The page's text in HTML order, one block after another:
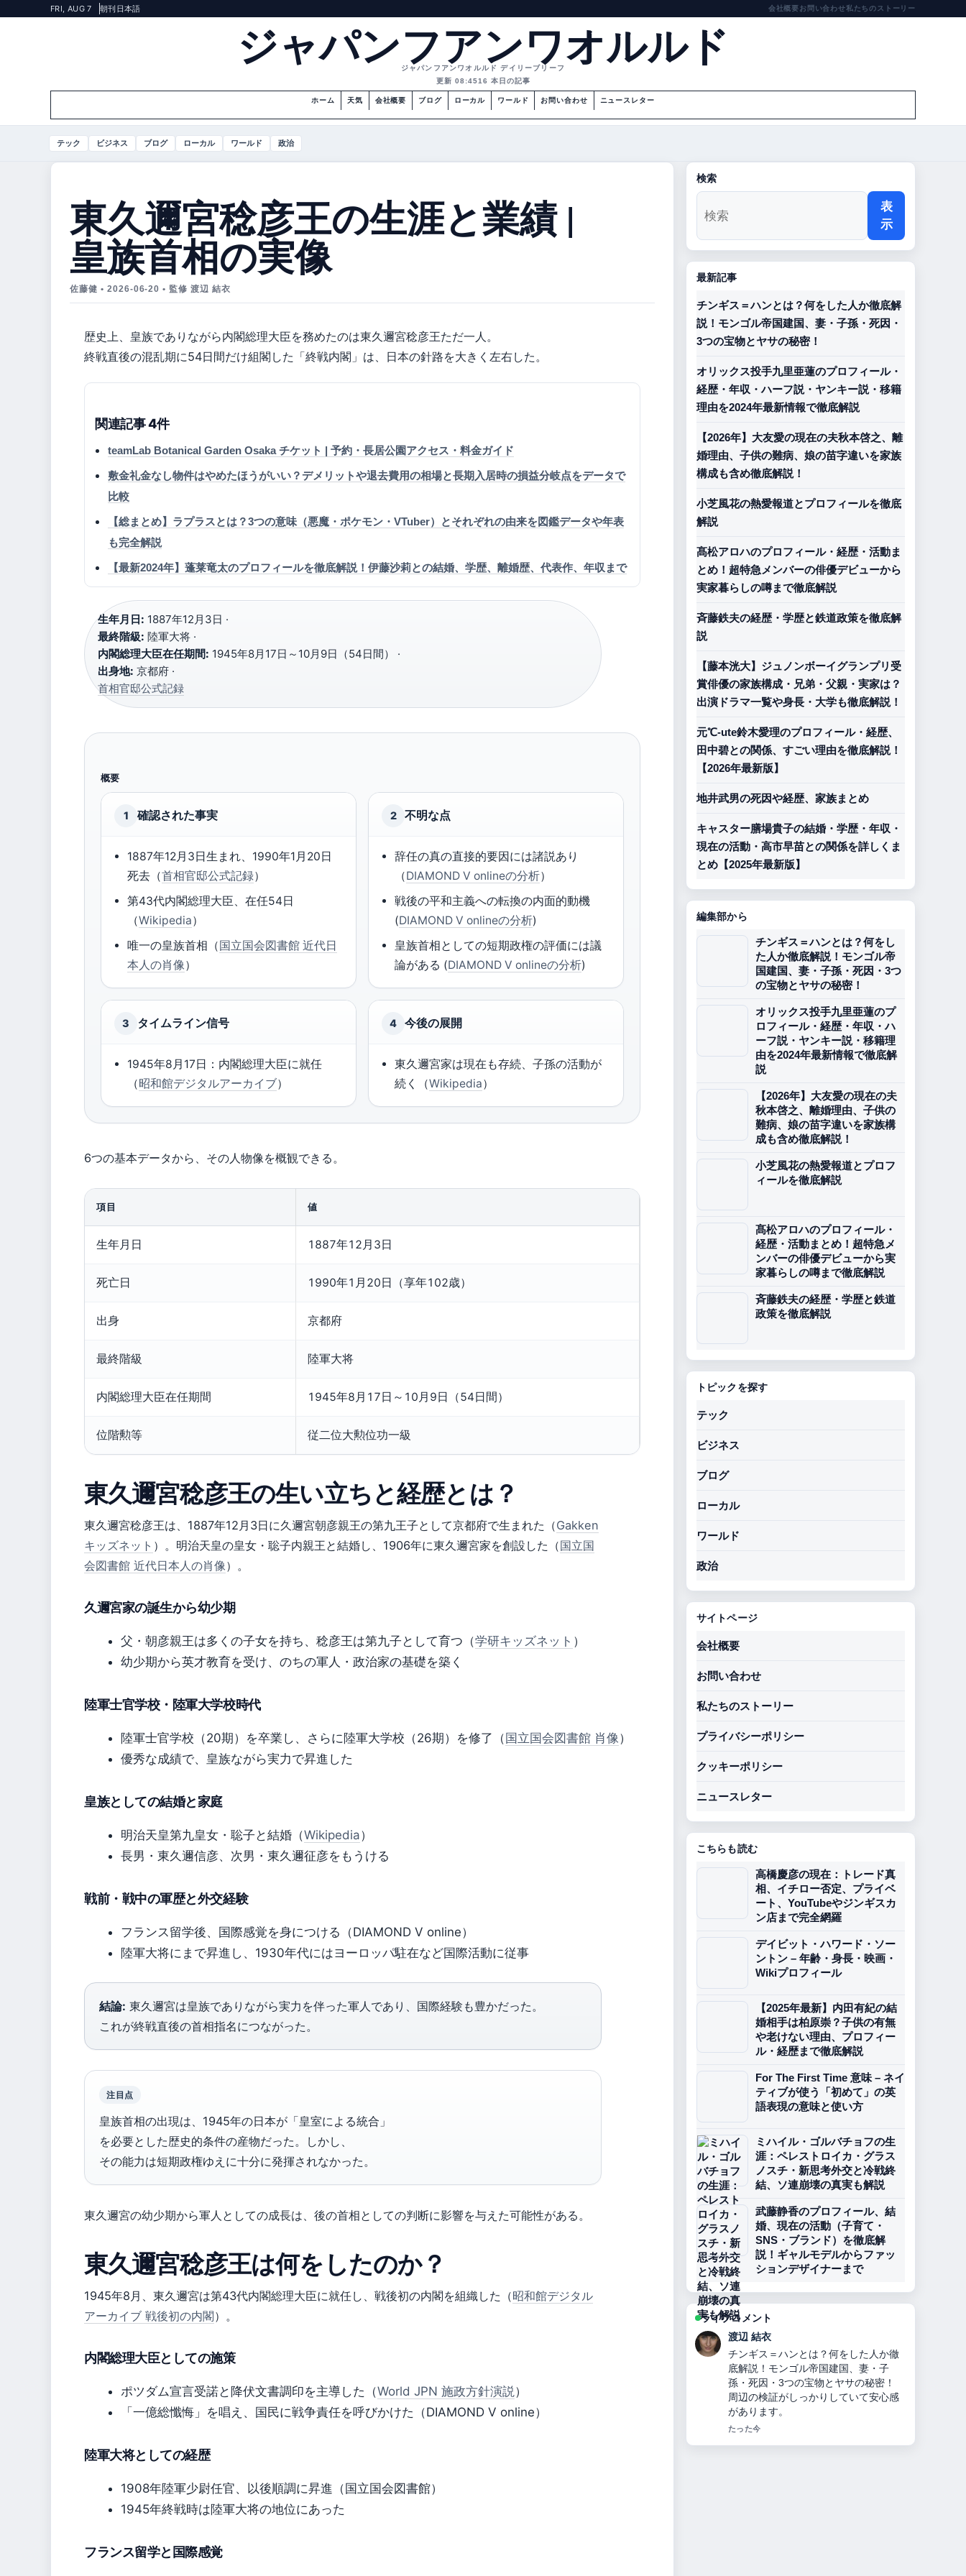
FRI, AUG 7 朝刊 日本語 会社概要お問い合わせ私たちのストーリー
ジャパンフアンワオルルド
ジャパンフアンワオルルド デイリーブリーフ
更新 08:4516 本日の記事
ホーム 天気 会社概要 ブログ ローカル ワールド お問い合わせ ニュースレター
テック ビジネス ブログ ローカル ワールド 政治
東久邇宮稔彦王の生涯と業績 |
皇族首相の実像
佐藤健 • 2026-06-20 • 監修 渡辺 結衣
歴史上、皇族でありながら内閣総理大臣を務めたのは東久邇宮稔彦王ただ一人。
終戦直後の混乱期に54日間だけ組閣した「終戦内閣」は、日本の針路を大きく左右した。
関連記事 4件
teamLab Botanical Garden Osaka チケット | 予約・長居公園アクセス・料金ガイド
敷金礼金なし物件はやめたほうがいい？デメリットや退去費用の相場と長期入居時の損益分岐点をデータで
比較
【総まとめ】ラプラスとは？3つの意味（悪魔・ポケモン・VTuber）とそれぞれの由来を図鑑データや年表
も完全解説
【最新2024年】蓬莱竜太のプロフィールを徹底解説！伊藤沙莉との結婚、学歴、離婚歴、代表作、年収まで
生年月日: 1887年12月3日 ·
最終階級: 陸軍大将 ·
内閣総理大臣在任期間: 1945年8月17日～10月9日（54日間） ·
出身地: 京都府 ·
首相官邸公式記録
概要
1 確認された事実
1887年12月3日生まれ、1990年1月20日
死去（首相官邸公式記録）
第43代内閣総理大臣、在任54日
（Wikipedia）
唯一の皇族首相（国立国会図書館 近代日
本人の肖像）
2 不明な点
辞任の真の直接的要因には諸説あり
（DIAMOND V onlineの分析）
戦後の平和主義への転換の内面的動機
(DIAMOND V onlineの分析)
皇族首相としての短期政権の評価には議
論がある (DIAMOND V onlineの分析)
3 タイムライン信号
1945年8月17日：内閣総理大臣に就任
（昭和館デジタルアーカイブ）
4 今後の展開
東久邇宮家は現在も存続、子孫の活動が
続く（Wikipedia）
6つの基本データから、その人物像を概観できる。
項目 値
生年月日 1887年12月3日
死亡日 1990年1月20日（享年102歳）
出身 京都府
最終階級 陸軍大将
内閣総理大臣在任期間 1945年8月17日～10月9日（54日間）
位階勲等 従二位大勲位功一級
東久邇宮稔彦王の生い立ちと経歴とは？
東久邇宮稔彦王は、1887年12月3日に久邇宮朝彦親王の第九王子として京都府で生まれた（Gakken
キッズネット ）。明治天皇の皇女・聡子内親王と結婚し、1906年に東久邇宮家を創設した（国立国
会図書館 近代日本人の肖像）。
久邇宮家の誕生から幼少期
父・朝彦親王は多くの子女を持ち、稔彦王は第九子として育つ（学研キッズネット ）
幼少期から英才教育を受け、のちの軍人・政治家の基礎を築く
陸軍士官学校・陸軍大学校時代
陸軍士官学校（20期）を卒業し、さらに陸軍大学校（26期）を修了（ 国立国会図書館 肖像）
優秀な成績で、皇族ながら実力で昇進した
皇族としての結婚と家庭
明治天皇第九皇女・聡子と結婚（Wikipedia）
長男・東久邇信彦、次男・東久邇征彦をもうける
戦前・戦中の軍歴と外交経験
フランス留学後、国際感覚を身につける（DIAMOND V online）
陸軍大将にまで昇進し、1930年代にはヨーロッパ駐在など国際活動に従事
結論: 東久邇宮は皇族でありながら実力を伴った軍人であり、国際経験も豊かだった。
これが終戦直後の首相指名につながった。
注目点
皇族首相の出現は、1945年の日本が「皇室による統合」
を必要とした歴史的条件の産物だった。しかし、
その能力は短期政権ゆえに十分に発揮されなかった。
東久邇宮の幼少期から軍人としての成長は、後の首相としての判断に影響を与えた可能性がある。
東久邇宮稔彦王は何をしたのか？
1945年8月、東久邇宮は第43代内閣総理大臣に就任し、戦後初の内閣を組織した（昭和館デジタル
アーカイブ 戦後初の内閣）。
内閣総理大臣としての施策
ポツダム宣言受諾と降伏文書調印を主導した（World JPN 施政方針演説 ）
「一億総懺悔」を唱え、国民に戦争責任を呼びかけた（DIAMOND V online）
陸軍大将としての経歴
1908年陸軍少尉任官、以後順調に昇進（国立国会図書館）
1945年終戦時は陸軍大将の地位にあった
フランス留学と国際感覚
検索
表
示
最新記事
チンギス＝ハンとは？何をした人か徹底解
説！モンゴル帝国建国、妻・子孫・死因・
3つの宝物とヤサの秘密！
オリックス投手九里亜蓮のプロフィール・
経歴・年収・ハーフ説・ヤンキー説・移籍
理由を2024年最新情報で徹底解説
【2026年】大友愛の現在の夫秋本啓之、離
婚理由、子供の難病、娘の苗字違いを家族
構成も含め徹底解説！
小芝風花の熱愛報道とプロフィールを徹底
解説
髙松アロハのプロフィール・経歴・活動ま
とめ！超特急メンバーの俳優デビューから
実家暮らしの噂まで徹底解説
斉藤鉄夫の経歴・学歴と鉄道政策を徹底解
説
【藤本洸大】ジュノンボーイグランプリ受
賞俳優の家族構成・兄弟・父親・実家は？
出演ドラマ一覧や身長・大学も徹底解説！
元℃-ute鈴木愛理のプロフィール・経歴、
田中碧との関係、すごい理由を徹底解説！
【2026年最新版】
地井武男の死因や経歴、家族まとめ
キャスター膳場貴子の結婚・学歴・年収・
現在の活動・高市早苗との関係を詳しくま
とめ【2025年最新版】
編集部から
チンギス＝ハンとは？何をし
た人か徹底解説！モンゴル帝
国建国、妻・子孫・死因・3つ
の宝物とヤサの秘密！
オリックス投手九里亜蓮のプ
ロフィール・経歴・年収・ハ
ーフ説・ヤンキー説・移籍理
由を2024年最新情報で徹底解
説
【2026年】大友愛の現在の夫
秋本啓之、離婚理由、子供の
難病、娘の苗字違いを家族構
成も含め徹底解説！
小芝風花の熱愛報道とプロフ
ィールを徹底解説
髙松アロハのプロフィール・
経歴・活動まとめ！超特急メ
ンバーの俳優デビューから実
家暮らしの噂まで徹底解説
斉藤鉄夫の経歴・学歴と鉄道
政策を徹底解説
トピックを探す
テック
ビジネス
ブログ
ローカル
ワールド
政治
サイトページ
会社概要
お問い合わせ
私たちのストーリー
プライバシーポリシー
クッキーポリシー
ニュースレター
こちらも読む
高橋慶彦の現在：トレード真
相、イチロー否定、プライベ
ート、YouTubeやジンギスカ
ン店まで完全網羅
デイビット・ハワード・ソー
ントン – 年齢・身長・映画・
Wikiプロフィール
【2025年最新】内田有紀の結
婚相手は柏原崇？子供の有無
や老けない理由、プロフィー
ル・経歴まで徹底解説
For The First Time 意味 – ネイ
ティブが使う「初めて」の英
語表現の意味と使い方
ミハイル・ゴルバチョフの生
涯：ペレストロイカ・グラス
ノスチ・新思考外交と冷戦終
結、ソ連崩壊の真実も解説
武藤静香のプロフィール、結
婚、現在の活動（子育て・
SNS・ブランド）を徹底解
説！ギャルモデルからファッ
ションデザイナーまで
ライブコメント
小林 大智
オリックス投手九里亜蓮のプロフィー
ル・経歴・年収・ハーフ説・ヤンキー
説・移籍理由を2024年最新情報で徹底
解説 の整理がとても分かりやすいで
す。今日の中でも特に読みやすいで
す。